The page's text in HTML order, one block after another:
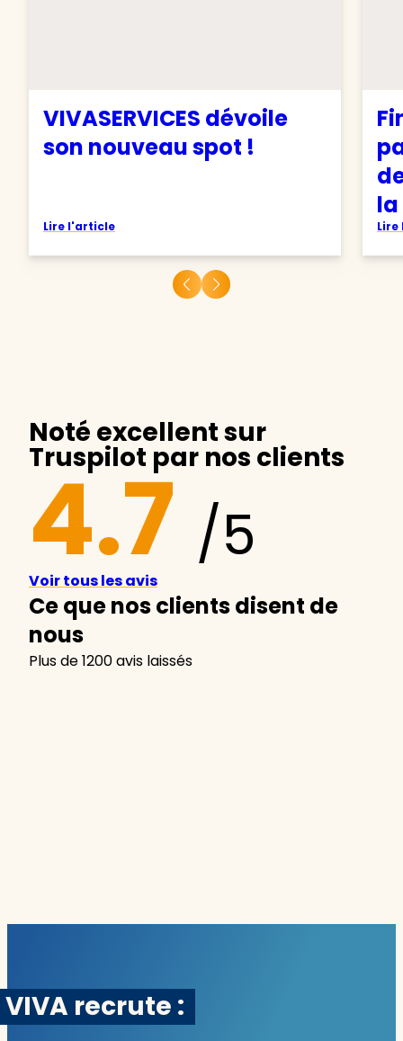
VIVASERVICES dévoile
son nouveau spot !
Lire l'article
la
Noté excellent sur
Truspilot par nos clients
4.7 /5
Voir tous les avis
Ce que nos clients disent de
nous
Plus de 1200 avis laissés
VIVA recrute :